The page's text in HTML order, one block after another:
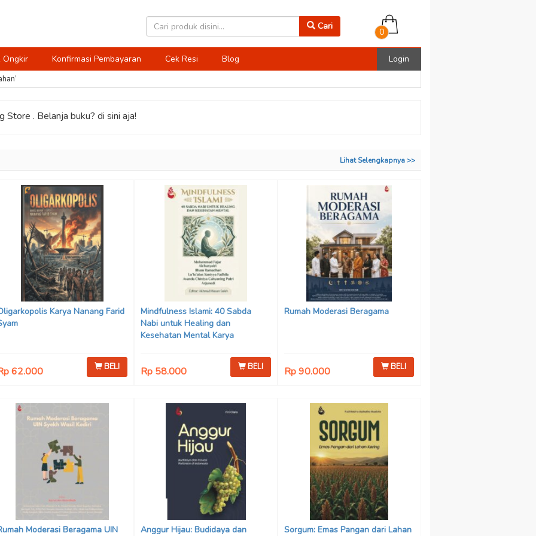
Cari
0
Ongkir Konfirmasi Pembayaran Cek Resi Blog Login
Store . Belanja buku? di sini aja!
Lihat Selengkapnya >>
Karya Nanang Farid
62.000 BELI
Mindfulness Islami: 40 Sabda
Nabi untuk Healing dan
Kesehatan Mental Karya
Ilham Ramadhan, Lu’lu’atus
Saniyya Fadhila, Avanda Chintya
Rp 58.000 BELI
Rumah Moderasi Beragama
Rp 90.000 BELI
Moderasi Beragama UIN
Anggur Hijau: Budidaya dan
Sorgum: Emas Pangan dari Lahan